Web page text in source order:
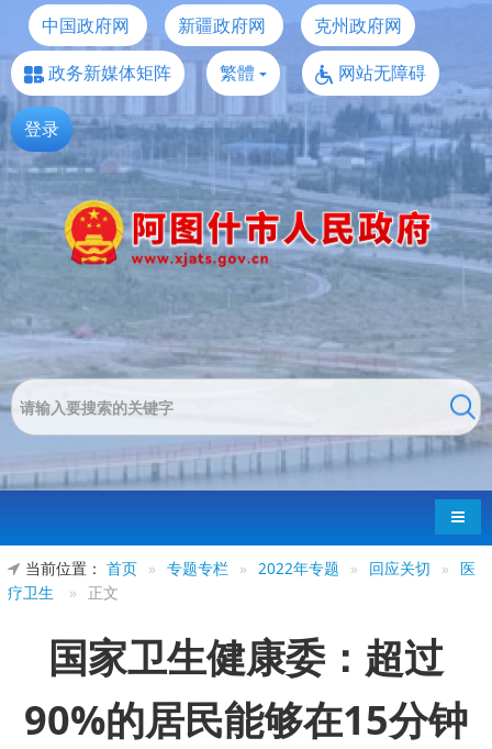
中国政府网 新疆政府网
克州政府网
政务新媒体矩阵
繁體 网站无障碍
登录
导航
当前位置： 首页 » 专题专栏 » 2022年专题 » 回应关切 » 医
疗卫生
» 正文
国家卫生健康委：超过
90%的居民能够在15分钟